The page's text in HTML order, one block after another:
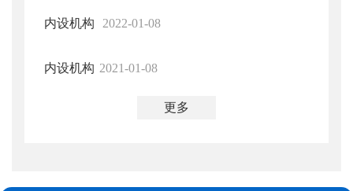
内设机构 2022-01-08
内设机构 2021-01-08
更多